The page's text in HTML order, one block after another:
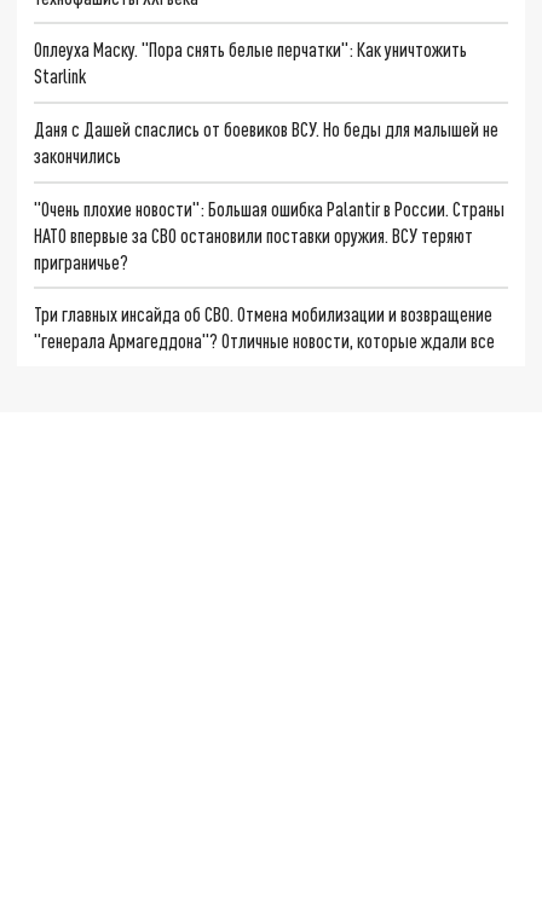
Оплеуха Маску. "Пора снять белые перчатки": Как уничтожить
Starlink
Даня с Дашей спаслись от боевиков ВСУ. Но беды для малышей не
закончились
"Очень плохие новости": Большая ошибка Palantir в России. Страны
НАТО впервые за СВО остановили поставки оружия. ВСУ теряют
приграничье?
Три главных инсайда об СВО. Отмена мобилизации и возвращение
"генерала Армагеддона"? Отличные новости, которые ждали все